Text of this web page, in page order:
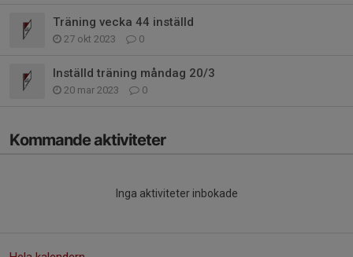
Träning vecka 44 inställd
27 okt 2023 0
Inställd träning måndag 20/3
20 mar 2023 0
Kommande aktiviteter
Inga aktiviteter inbokade